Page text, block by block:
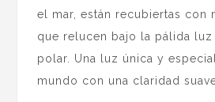
el mar, están recubiertas con
que relucen bajo la pálida
polar. Una luz única y
mundo con una claridad